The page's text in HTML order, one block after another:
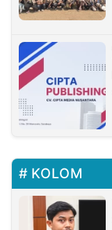
KOLOM